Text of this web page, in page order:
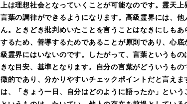
上は理想社会となっていくことが可能なのです。霊天
言葉の調律ができるようになります。高級霊界には、
ん。ときどき批判めいたことを言うことはなきにしも
するため、善導するためであることが原則であり、心
級霊界にはいないのです。したがって、言葉というも
きな目安、基準となります。自分の言葉がどういうも
徴的であり、分かりやすいチェックポイントだと言え
は、「きょう一日、自分はどのように語ったか」とい